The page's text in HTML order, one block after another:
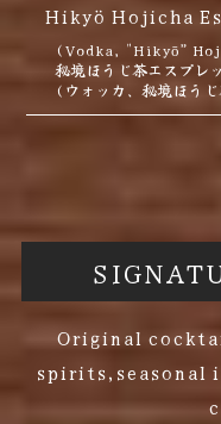
Hikyö Hojicha
(Vodka, "Hikyō”
秘境ほうじ茶エスプレ
(ウォッカ、秘境ほう
Original
spirits,seasonal